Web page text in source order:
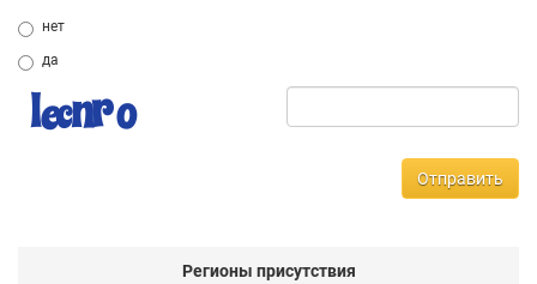
нет
да
Отправить
Регионы присутствия